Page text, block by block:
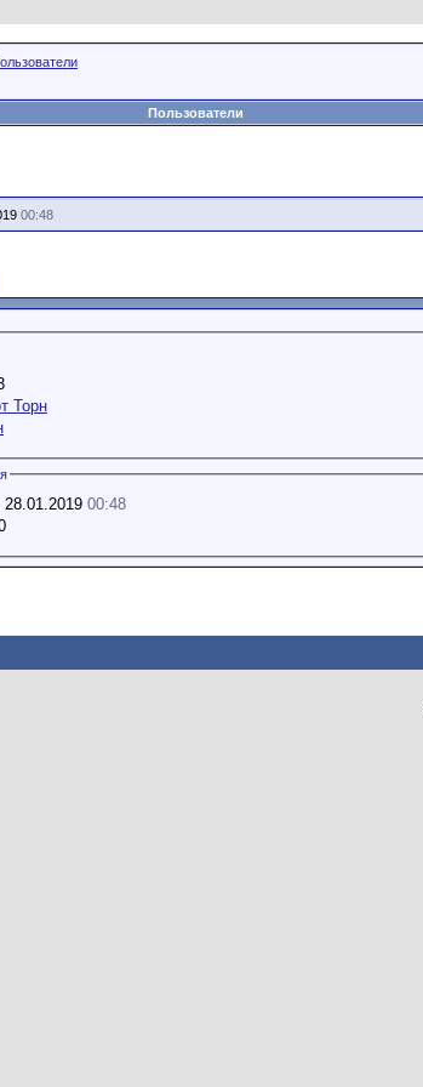
Пользователи
00:48
Торн
28.01.2019 00:48